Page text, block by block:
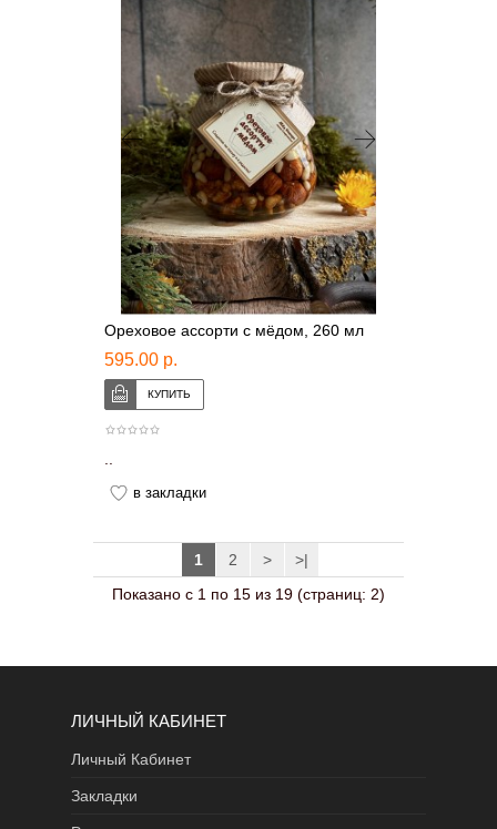
Ореховое ассорти с мёдом, 260 мл
595.00 р.
в закладки
1 2 >
>|
Показано с 1 по 15 из 19 (страниц: 2)
ЛИЧНЫЙ КАБИНЕТ
Личный Кабинет
Закладки